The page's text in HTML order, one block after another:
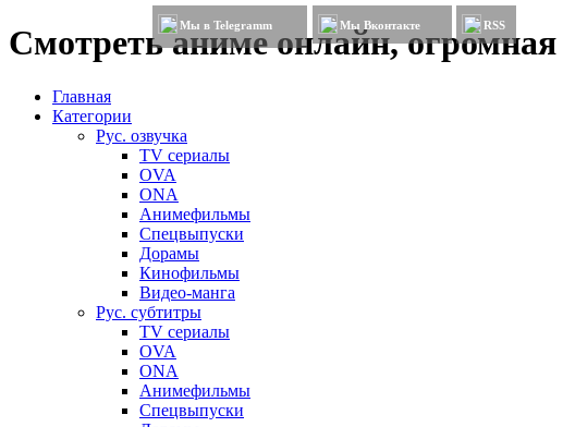
Смотреть аниме онлайн, огромная
Мы в Telegramm Мы Вконтакте RSS
Главная
Категории
Рус. озвучка
TV сериалы
OVA
ONA
Анимефильмы
Спецвыпуски
Дорамы
Кинофильмы
Видео-манга
Рус. субтитры
TV сериалы
OVA
ONA
Анимефильмы
Спецвыпуски